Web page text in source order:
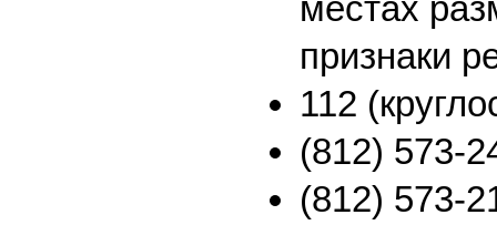
местах
признаки
112
(812) 573-
(812) 573-